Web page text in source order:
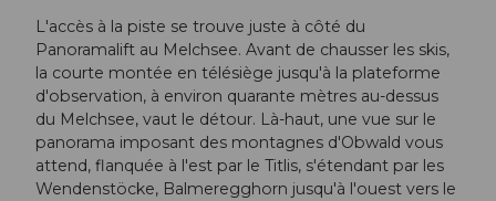
L'accès à la piste se trouve juste à côté du
Panoramalift au Melchsee. Avant de chausser les skis,
la courte montée en télésiège jusqu'à la plateforme
d'observation, à environ quarante mètres au-dessus
du Melchsee, vaut le détour. Là-haut, une vue sur le
panorama imposant des montagnes d'Obwald vous
attend, flanquée à l'est par le Titlis, s'étendant par les
Wendenstöcke, Balmeregghorn jusqu'à l'ouest vers le